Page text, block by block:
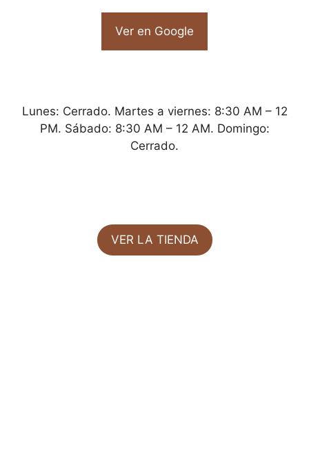
Ver en Google
Lunes: Cerrado. Martes a viernes: 8:30 AM – 12
PM. Sábado: 8:30 AM – 12 AM. Domingo:
Cerrado.
VER LA TIENDA